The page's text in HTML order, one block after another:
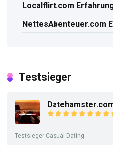
Localflirt.com
NettesAbenteuer.com
Testsieger
Testsieger Casual Dating